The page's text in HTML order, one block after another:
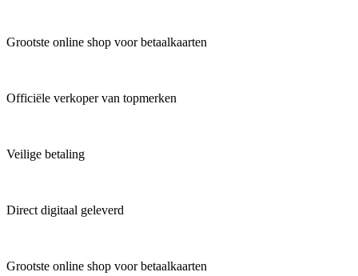
Grootste online shop voor betaalkaarten
Officiële verkoper van topmerken
Veilige betaling
Direct digitaal geleverd
Grootste online shop voor betaalkaarten